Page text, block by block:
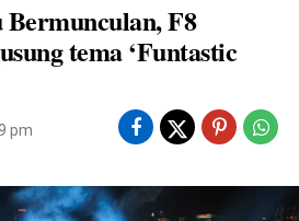
F8
tema ‘Funtastic
pm